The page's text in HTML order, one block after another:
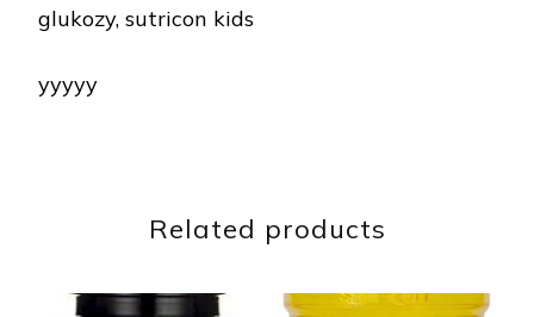
glukozy, sutricon kids
yyyyy
Related products